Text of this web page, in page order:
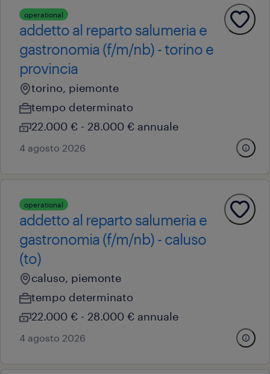
operational
addetto al reparto salumeria e
gastronomia (f/m/nb) - torino e
provincia
torino, piemonte
tempo determinato
22.000 € - 28.000 € annuale
4 agosto 2026
operational
addetto al reparto salumeria e
gastronomia (f/m/nb) - caluso
(to)
caluso, piemonte
tempo determinato
22.000 € - 28.000 € annuale
4 agosto 2026